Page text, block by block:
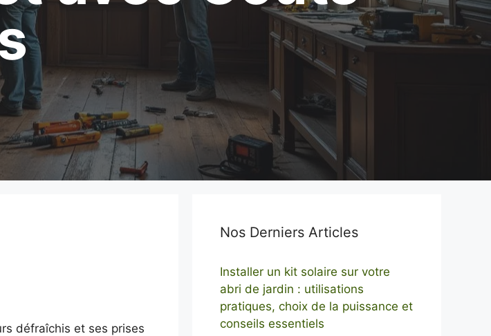
défraîchis et ses prises
Nos Derniers Articles
Installer un kit solaire sur votre
abri de jardin : utilisations
pratiques, choix de la puissance et
conseils essentiels